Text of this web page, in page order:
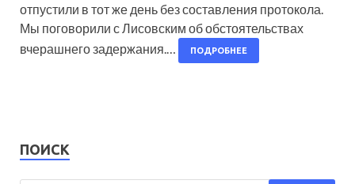
отпустили в тот же день без составления протокола.
Мы поговорили с Лисовским об обстоятельствах
вчерашнего задержания.…
ПОДРОБНЕЕ
ПОИСК